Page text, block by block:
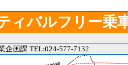
ィバルフリー乗
企画課 TEL:024-577-7132